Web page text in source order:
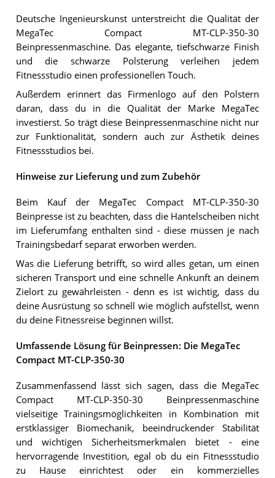
Deutsche Ingenieurskunst unterstreicht die Qualität der
MegaTec Compact MT-CLP-350-30
Beinpressenmaschine. Das elegante, tiefschwarze Finish
und die schwarze Polsterung verleihen jedem
Fitnessstudio einen professionellen Touch.
Außerdem erinnert das Firmenlogo auf den Polstern
daran, dass du in die Qualität der Marke MegaTec
investierst. So trägt diese Beinpressenmaschine nicht nur
zur Funktionalität, sondern auch zur Ästhetik deines
Fitnessstudios bei.
Hinweise zur Lieferung und zum Zubehör
Beim Kauf der MegaTec Compact MT-CLP-350-30
Beinpresse ist zu beachten, dass die Hantelscheiben nicht
im Lieferumfang enthalten sind - diese müssen je nach
Trainingsbedarf separat erworben werden.
Was die Lieferung betrifft, so wird alles getan, um einen
sicheren Transport und eine schnelle Ankunft an deinem
Zielort zu gewährleisten - denn es ist wichtig, dass du
deine Ausrüstung so schnell wie möglich aufstellst, wenn
du deine Fitnessreise beginnen willst.
Umfassende Lösung für Beinpressen: Die MegaTec
Compact MT-CLP-350-30
Zusammenfassend lässt sich sagen, dass die MegaTec
Compact MT-CLP-350-30 Beinpressenmaschine
vielseitige Trainingsmöglichkeiten in Kombination mit
erstklassiger Biomechanik, beeindruckender Stabilität
und wichtigen Sicherheitsmerkmalen bietet - eine
hervorragende Investition, egal ob du ein Fitnessstudio
zu Hause einrichtest oder ein kommerzielles